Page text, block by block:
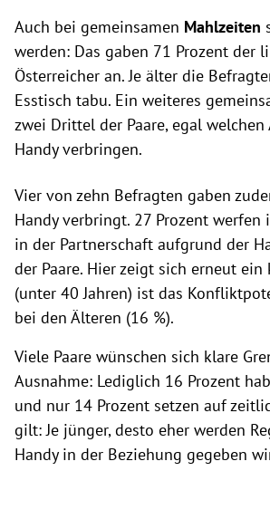
Auch bei gemeinsamen Mahlzeiten
werden: Das gaben 71 Prozent der
Österreicher an. Je älter die
Esstisch tabu. Ein weiteres
zwei Drittel der Paare, egal
Handy verbringen.
Vier von zehn Befragten gaben
Handy verbringt. 27 Prozent
in der Partnerschaft aufgrund der
der Paare. Hier zeigt sich erneut
(unter 40 Jahren) ist das
bei den Älteren (16 %).
Viele Paare wünschen sich klare
Ausnahme: Lediglich 16 Prozent
und nur 14 Prozent setzen auf
gilt: Je jünger, desto eher werden
Handy in der Beziehung gegeben